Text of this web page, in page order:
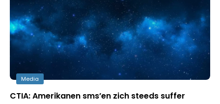
Media
CTIA: Amerikanen sms’en zich steeds suffer